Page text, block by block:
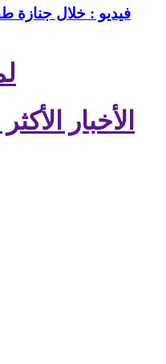
الأخبار